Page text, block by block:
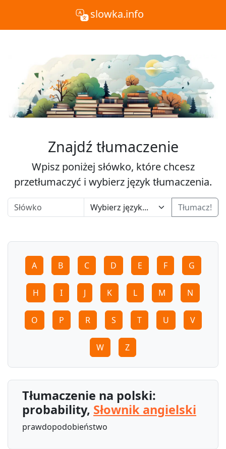
slowka.info
Znajdź tłumaczenie
Wpisz poniżej słówko, które chcesz
przetłumaczyć i wybierz język tłumaczenia.
Tłumacz!
A B C D E F G
H I J K L M N
O P R S T U V
W Z
Tłumaczenie na polski:
probability, Słownik angielski
prawdopodobieństwo